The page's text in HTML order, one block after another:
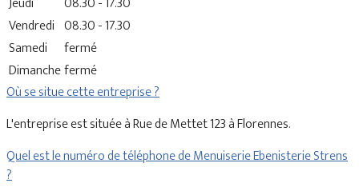
Vendredi 08.30 - 17.30
Samedi
fermé
Dimanchefermé
Où se situe cette entreprise ?
L'entreprise est située à Rue de Mettet 123 à Florennes.
Quel est le numéro de téléphone de Menuiserie Ebenisterie Strens
?